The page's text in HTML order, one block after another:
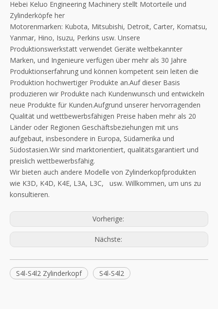
Hebei Keluo Engineering Machinery stellt Motorteile und
Zylinderköpfe her
Motorenmarken: Kubota, Mitsubishi, Detroit, Carter, Komatsu,
Yanmar, Hino, Isuzu, Perkins usw. Unsere
Produktionswerkstatt verwendet Geräte weltbekannter
Marken, und Ingenieure verfügen über mehr als 30 Jahre
Produktionserfahrung und können kompetent sein leiten die
Produktion hochwertiger Produkte an.Auf dieser Basis
produzieren wir Produkte nach Kundenwunsch und entwickeln
neue Produkte für Kunden.Aufgrund unserer hervorragenden
Qualität und wettbewerbsfähigen Preise haben mehr als 20
Länder oder Regionen Geschäftsbeziehungen mit uns
aufgebaut, insbesondere in Europa, Südamerika und
Südostasien.Wir sind marktorientiert, qualitätsgarantiert und
preislich wettbewerbsfähig.
Wir bieten auch andere Modelle von Zylinderkopfprodukten
wie K3D, K4D, K4E, L3A, L3C, usw. Willkommen, um uns zu
konsultieren.
Vorherige:
Nächste:
S4l-S4l2 Zylinderkopf S4l-S4l2